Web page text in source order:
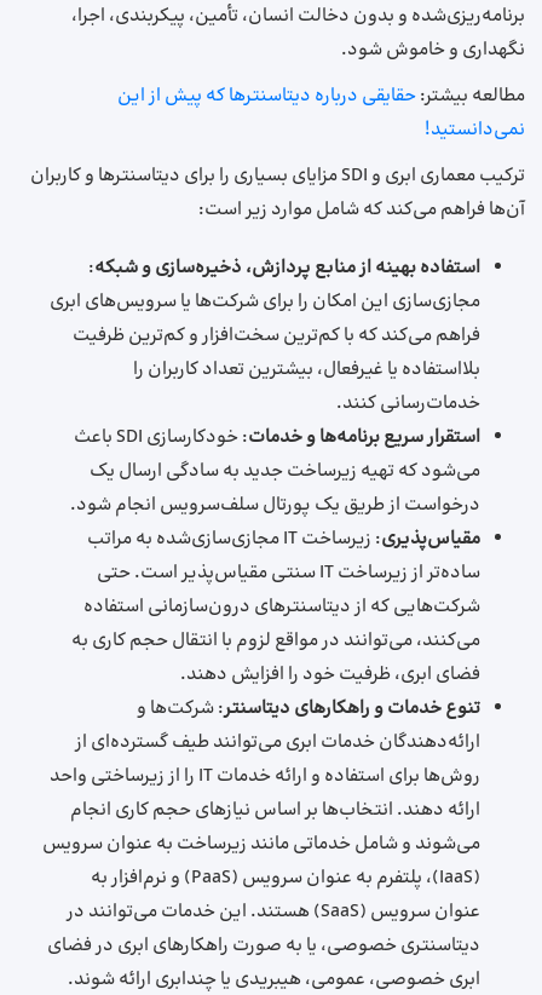
برنامه‌ریزی‌شده و بدون دخالت انسان، تأمین، پیکربندی، اجرا،
نگهداری و خاموش شود.
مطالعه بیشتر:حقایقی درباره دیتاسنترها که پیش از این
نمی‌دانستید!
ترکیب معماری ابری و SDI مزایای بسیاری را برای دیتاسنترها و کاربران
آن‌ها فراهم می‌کند که شامل موارد زیر است:
استفاده بهینه از منابع پردازش، ذخیره‌سازی و شبکه:
مجازی‌سازی این امکان را برای شرکت‌ها یا سرویس‌های ابری
فراهم می‌کند که با کم‌ترین سخت‌افزار و کم‌ترین ظرفیت
بلااستفاده یا غیرفعال، بیشترین تعداد کاربران را
خدمات‌رسانی کنند.
استقرار سریع برنامه‌ها و خدمات
: خودکارسازی SDI باعث
می‌شود که تهیه زیرساخت جدید به سادگی ارسال یک
درخواست از طریق یک پورتال سلف‌سرویس انجام شود.
مقیاس‌پذیری
: زیرساخت IT مجازی‌سازی‌شده به مراتب
ساده‌تر از زیرساخت IT سنتی مقیاس‌پذیر است. حتی
شرکت‌هایی که از دیتاسنترهای درون‌سازمانی استفاده
می‌کنند، می‌توانند در مواقع لزوم با انتقال حجم کاری به
فضای ابری، ظرفیت خود را افزایش دهند.
تنوع خدمات و راهکارهای دیتاسنتر: شرکت‌ها و
ارائه‌دهندگان خدمات ابری می‌توانند طیف گسترده‌ای از
روش‌ها برای استفاده و ارائه خدمات IT را از زیرساختی واحد
ارائه دهند. انتخاب‌ها بر اساس نیازهای حجم کاری انجام
می‌شوند و شامل خدماتی مانند زیرساخت به عنوان سرویس
(IaaS)، پلتفرم به عنوان سرویس (PaaS) و نرم‌افزار به
عنوان سرویس (SaaS) هستند. این خدمات می‌توانند در
دیتاسنتری خصوصی، یا به صورت راهکارهای ابری در فضای
ابری خصوصی، عمومی، هیبریدی یا چندابری ارائه شوند.